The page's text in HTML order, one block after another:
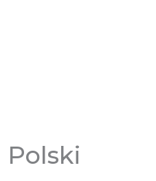
Polski